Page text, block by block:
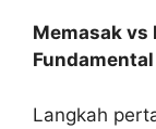
Memasak vs
Fundamental
Langkah